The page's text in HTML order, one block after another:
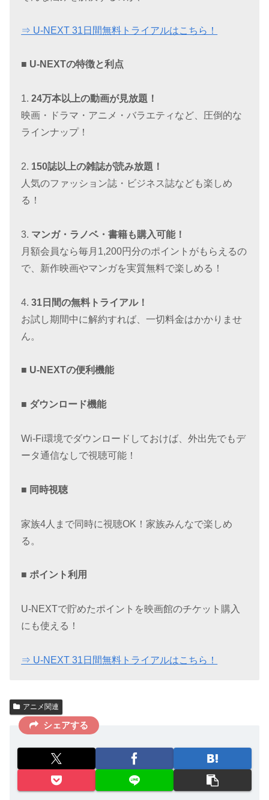
⇒ U-NEXT 31日間無料トライアルはこちら！
■ U-NEXTの特徴と利点
1.24万本以上の動画が見放題！
映画・ドラマ・アニメ・バラエティなど、圧倒的な
ラインナップ！
2. 150誌以上の雑誌が読み放題！
人気のファッション誌・ビジネス誌なども楽しめ
る！
3. マンガ・ラノベ・書籍も購入可能！
月額会員なら毎月1,200円分のポイントがもらえるの
で、新作映画やマンガを実質無料で楽しめる！
4.31日間の無料トライアル！
お試し期間中に解約すれば、一切料金はかかりませ
ん。
■ U-NEXTの便利機能
■ ダウンロード機能
Wi-Fi環境でダウンロードしておけば、外出先でもデ
ータ通信なしで視聴可能！
■ 同時視聴
家族4人まで同時に視聴OK！家族みんなで楽しめ
る。
■ ポイント利用
U-NEXTで貯めたポイントを映画館のチケット購入
にも使える！
⇒ U-NEXT 31日間無料トライアルはこちら！
アニメ関連
シェアする